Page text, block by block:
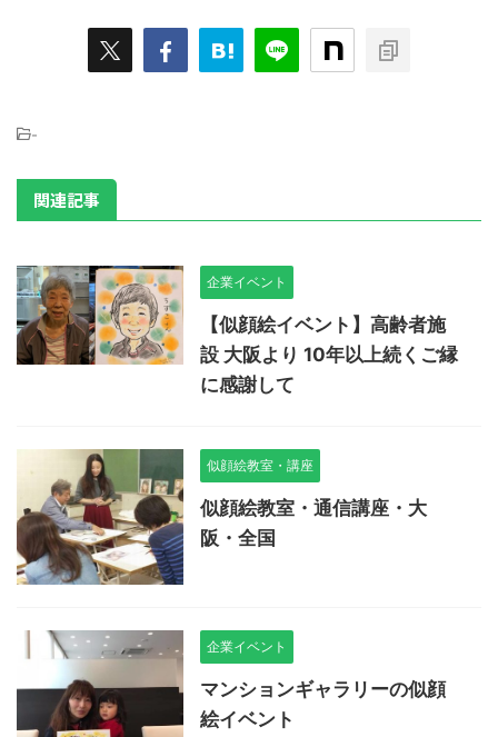
-
関連記事
企業イベント
【似顔絵イベント】高齢者施
設 大阪より 10年以上続くご縁
に感謝して
似顔絵教室・講座
似顔絵教室・通信講座・大
阪・全国
企業イベント
マンションギャラリーの似顔
絵イベント